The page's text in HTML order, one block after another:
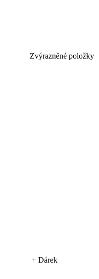
Zvýrazněné položky
+ Dárek